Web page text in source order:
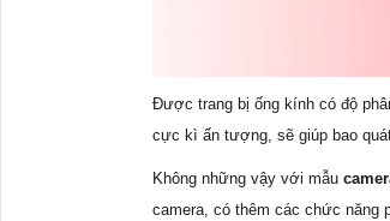
Được trang bị ống kính có độ
cực kì ấn tượng, sẽ giúp bao
Không những vậy với mẫu
camera, có thêm các chức năng